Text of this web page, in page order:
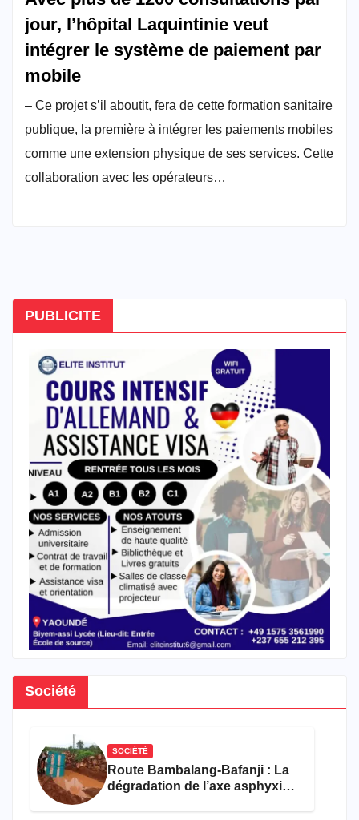
jour, l’hôpital Laquintinie veut
intégrer le système de paiement par
mobile
– Ce projet s’il aboutit, fera de cette formation sanitaire
publique, la première à intégrer les paiements mobiles
comme une extension physique de ses services. Cette
collaboration avec les opérateurs…
PUBLICITE
Société
SOCIÉTÉ
Route Bambalang-Bafanji : La
dégradation de l’axe asphyxie